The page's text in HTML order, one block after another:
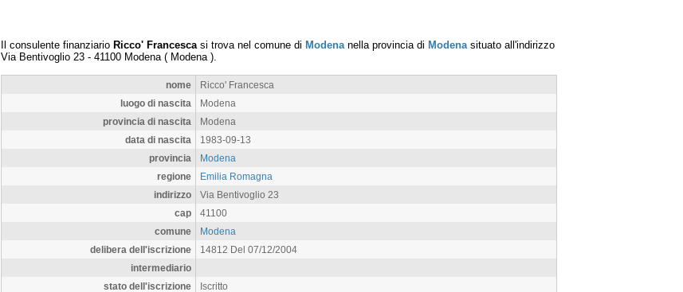
Il consulente finanziario Ricco' Francesca si trova nel comune di Modena nella provincia di Modena situato all'indirizzo
Via Bentivoglio 23 - 41100 Modena ( Modena ).
nome
Ricco' Francesca
luogo di nascita
Modena
provincia di nascita
Modena
data di nascita
1983-09-13
provincia
Modena
regione
Emilia Romagna
indirizzo
Via Bentivoglio 23
cap
41100
comune
Modena
delibera dell'iscrizione
14812 Del 07/12/2004
intermediario
stato dell'iscrizione
Iscritto